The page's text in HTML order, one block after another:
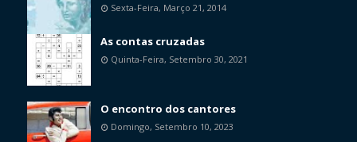
Sexta-Feira, Março 21, 2014
As contas cruzadas
Quinta-Feira, Setembro 30, 2021
O encontro dos cantores
Domingo, Setembro 10, 2023